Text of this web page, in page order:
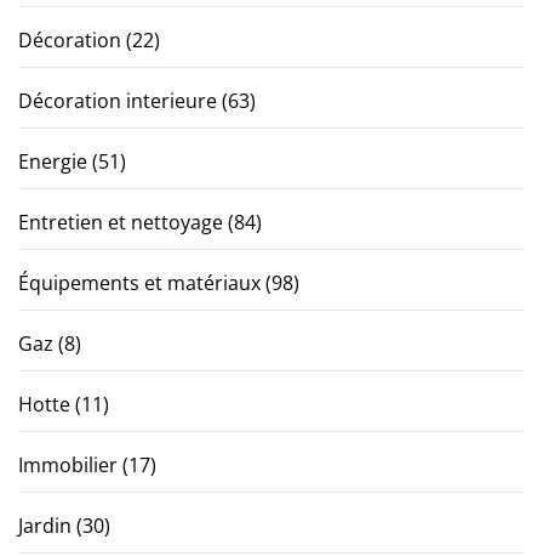
Décoration (22)
Décoration interieure(63)
Energie(51)
Entretien et nettoyage(84)
Équipements et matériaux(98)
Gaz (8)
Hotte(11)
Immobilier(17)
Jardin (30)